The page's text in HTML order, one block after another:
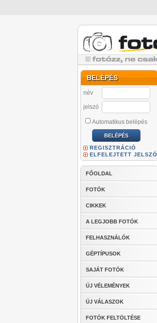
BELÉPÉS
név
jelszó
Automatikus belépés
REGISZTRÁCIÓ
ELFELEJTETT JELSZÓ
FŐOLDAL
FOTÓK
CIKKEK
A LEGJOBB FOTÓK
FELHASZNÁLÓK
GÉPTÍPUSOK
SAJÁT FOTÓK
ÚJ VÉLEMÉNYEK
ÚJ VÁLASZOK
FOTÓK FELTÖLTÉSE